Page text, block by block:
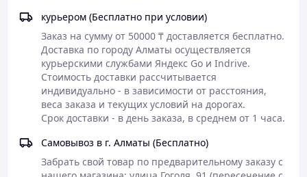
Тем, кто находится в состоянии хронического
стресса и эмоционального выгорания.
Спортсменам для быстрого восстановления
мышц и нервной системы.
Людям, страдающим от бессонницы и частых
ночных пробуждений.
Для профилактики сердечно-сосудистых
заболеваний и судорог.
Как принимать (Инструкция)
Дозировка: Обычно рекомендуется принимать
по 1 таблетке 1–2 раза в день.
курьером (Бесплатно при условии)
Заказ на сумму от 50000 ₸ доставляется бесплатно.
Доставка по городу Алматы осуществляется
курьерскими службами Яндекс Go и Indrive.
Стоимость доставки рассчитывается
индивидуально - в зависимости от расстояния,
веса заказа и текущих условий на дорогах.
Срок доставки - в день заказа, в среднем от 1 часа.
Самовывоз в г. Алматы (Бесплатно)
Забрать свой товар по предварительному заказу с